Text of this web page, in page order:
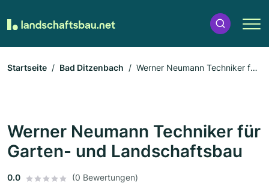
Startseite Bad Ditzenbach
Werner Neumann Techniker für
Werner Neumann Techniker für
Garten- und Landschaftsbau
0.0 (0 Bewertungen)